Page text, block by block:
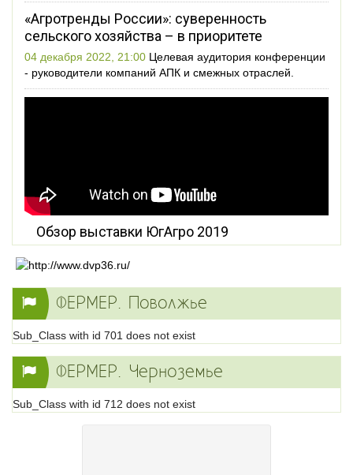
«Агротренды России»: суверенность
сельского хозяйства – в приоритете
04 декабря 2022, 21:00 Целевая аудитория конференции
- руководители компаний АПК и смежных отраслей.
Обзор выставки ЮгАгро 2019
ФЕРМЕР. Поволжье
Sub_Class with id 701 does not exist
ФЕРМЕР. Черноземье
Sub_Class with id 712 does not exist